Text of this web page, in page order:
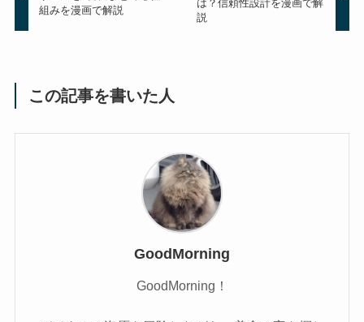
組みを漫画で解説
は？信頼性設計を漫画で解
説
この記事を書いた人
GoodMorning
GoodMorning！